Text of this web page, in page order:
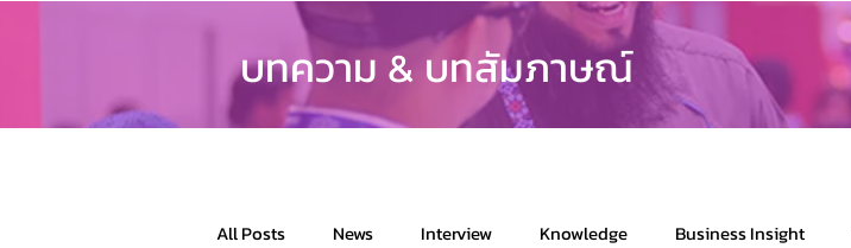
บทความ & บทสัมภาษณ์
All Posts News Interview Knowledge Business Insight